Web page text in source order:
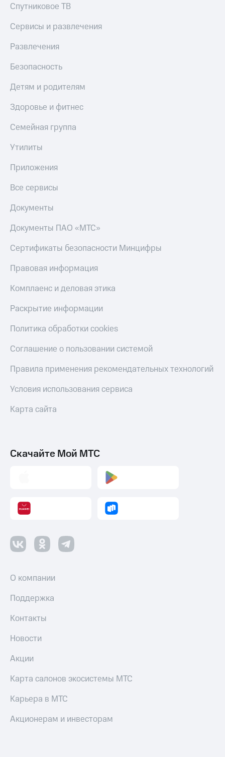
Спутниковое ТВ
Сервисы и развлечения
Развлечения
Безопасность
Детям и родителям
Здоровье и фитнес
Семейная группа
Утилиты
Приложения
Все сервисы
Документы
Документы ПАО «МТС»
Сертификаты безопасности Минцифры
Правовая информация
Комплаенс и деловая этика
Раскрытие информации
Политика обработки cookies
Соглашение о пользовании системой
Правила применения рекомендательных технологий
Условия использования сервиса
Карта сайта
Скачайте Мой МТС
О компании
Поддержка
Контакты
Новости
Акции
Карта салонов экосистемы МТС
Карьера в МТС
Акционерам и инвесторам